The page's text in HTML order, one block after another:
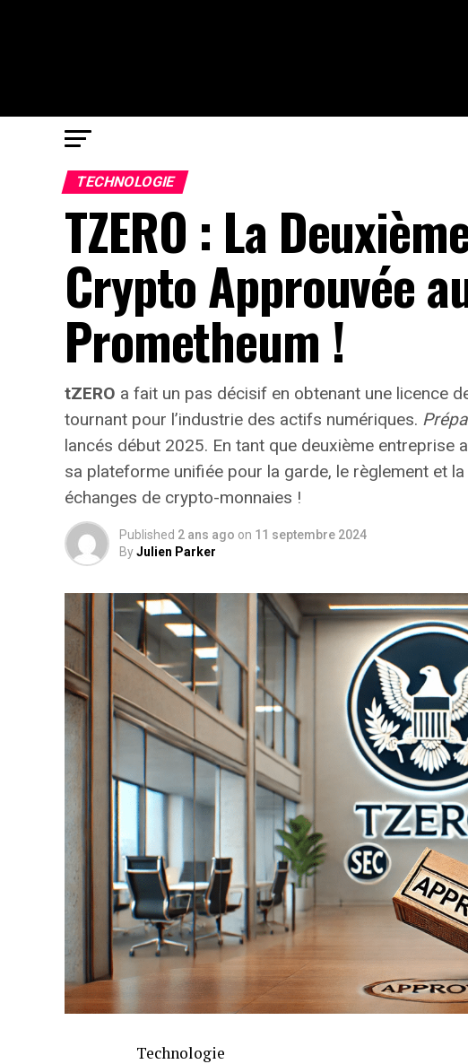
TECHNOLOGIE
TZERO : La
Crypto Approuvée
Prometheum !
tZERO a fait un pas décisif en obtenant une licence
tournant pour l’industrie des actifs numériques.
lancés début 2025. En tant que deuxième entreprise
sa plateforme unifiée pour la garde, le règlement et
échanges de crypto-monnaies !
Published 2 ans ago on 11 septembre 2024
ByJulien Parker
Technologie